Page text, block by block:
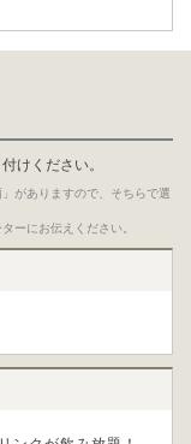
けください。
がありますので、そちらで選
ーにお伝えください。